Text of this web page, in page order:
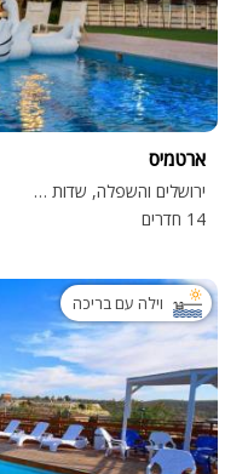
ארטמיס
ירושלים והשפלה, שדות מיכה
14 חדרים
וילה עם בריכה